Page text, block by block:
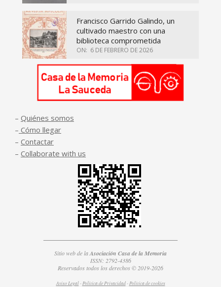
Francisco Garrido Galindo, un
cultivado maestro con una
biblioteca comprometida
ON: 6 DE FEBRERO DE 2026
– Quiénes somos
– Cómo llegar
– Contactar
– Collaborate with us
Sitio web de laAsociación Casa de la Memoria
ISSN: 2792-4386
Reservados todos los derechos © 2019-2026
Aviso Legal-Política de Privacidad-Política decookies